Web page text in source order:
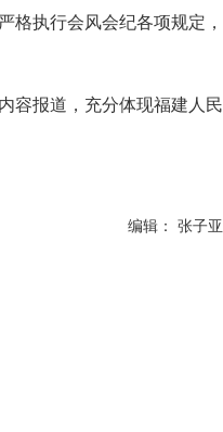
格执行会风会纪各项规定，
容报道，充分体现福建人民
编辑： 张子亚